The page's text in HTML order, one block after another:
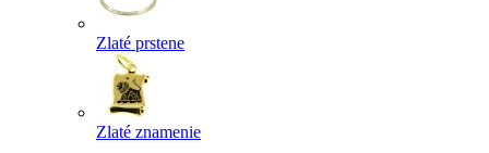
Zlaté prstene
Zlaté znamenie